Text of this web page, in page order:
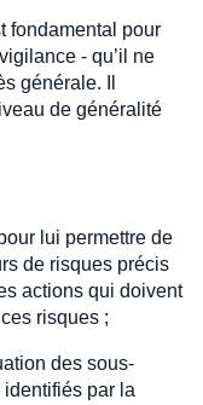
fondamental pour
- qu’il ne
générale. Il
de généralité
lui permettre de
de risques précis
actions qui doivent
risques ;
des sous-
par la